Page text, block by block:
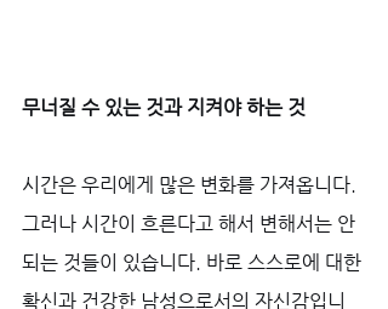
무너질 수 있는 것과 지켜야 하는 것
시간은 우리에게 많은 변화를 가져옵니다.
그러나 시간이 흐른다고 해서 변해서는 안
되는 것들이 있습니다. 바로 스스로에 대한
확신과 건강한 남성으로서의 자신감입니